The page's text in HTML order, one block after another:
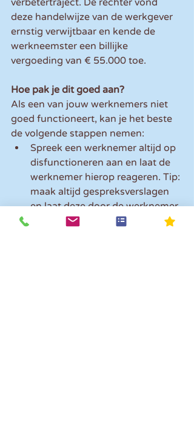
verbetertraject. De rechter vond
deze handelwijze van de werkgever
ernstig verwijtbaar en kende de
werkneemster een billijke
vergoeding van € 55.000 toe.
Hoe pak je dit goed aan?
Als een van jouw werknemers niet
goed functioneert, kan je het beste
de volgende stappen nemen:
Spreek een werknemer altijd op
disfunctioneren aan en laat de
werknemer hierop reageren. Tip:
maak altijd gespreksverslagen
en laat deze door de werknemer
voor akkoord of gezien tekenen.